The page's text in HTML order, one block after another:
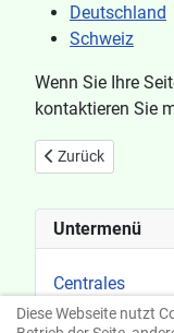
Untermenü
Centrales
Pennales
Deutschland
Schweiz
Wenn Sie Ihre
kontaktieren Sie
Vorheriger Beitrag:
Zurück
Diese Webseite nutzt